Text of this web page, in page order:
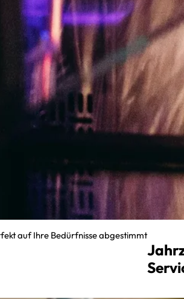
auf Ihre Bedürfnisse abgestimmt